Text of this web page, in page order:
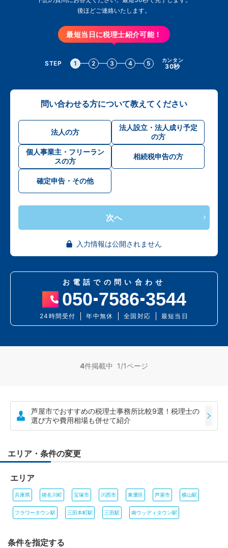
後ほどご連絡いたします。
最短当日に税理士紹介可能！
STEP 1 2 3 4 5 カンタン
30秒
問い合わせる方について教えてください
法人の方
法人設立・法人成り予定
の方
個人事業主・フリーラン
スの方
相続税申告の方
確定申告・その他
次へ
入力情報は公開されません
お電話での問い合わせ
050 7586 3544
24時間受付 年中無休 全国対応 最短当日
4件掲載中 1/1ページ
芦屋市でおすすめの税理士事務所比較9選！税理士の
選び方や費用相場も併せて紹介
エリア・条件の変更
エリア
兵庫県 猪名川町 宝塚市 川西市 東灘区 芦屋市 横山駅
フラワータウン駅 三田本町駅 三田駅 南ウッディタウン駅
条件を指定する